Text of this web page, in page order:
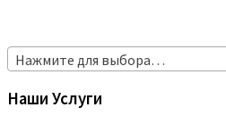
Нажмите для выбора…
Наши Услуги